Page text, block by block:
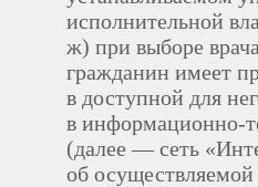
исполнительной
ж) при выборе
гражданин имеет
в доступной для
в информационно-
(далее — сеть
об